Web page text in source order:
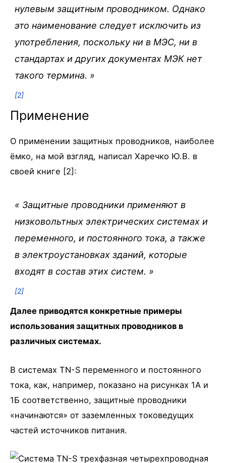
нулевым защитным проводником. Однако
это наименование следует исключить из
употребления, поскольку ни в МЭС, ни в
стандартах и других документах МЭК нет
такого термина. »
[2]
Применение
О применении защитных проводников, наиболее
ёмко, на мой взгляд, написал Харечко Ю.В. в
своей книге [2]:
« Защитные проводники применяют в
низковольтных электрических системах и
переменного, и постоянного тока, а также
в электроустановках зданий, которые
входят в состав этих систем. »
[2]
Далее приводятся конкретные примеры
использования защитных проводников в
различных системах.
В системах TN-S переменного и постоянного
тока, как, например, показано на рисунках 1А и
1Б соответственно, защитные проводники
«начинаются» от заземленных токоведущих
частей источников питания.